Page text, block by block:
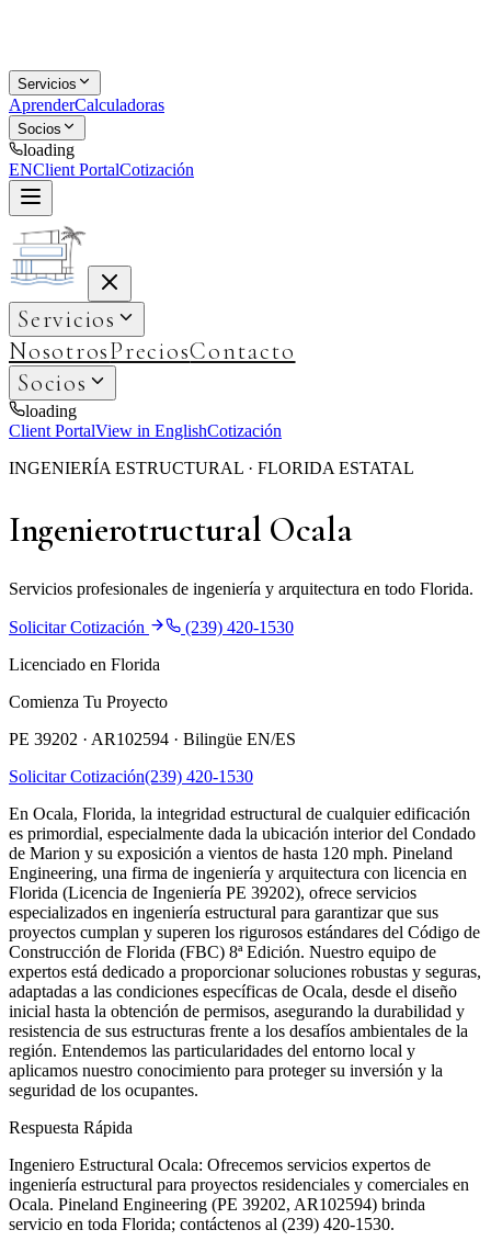
Servicios
AprenderCalculadoras
Socios
loading
ENClient PortalCotización
Servicios
NosotrosPreciosContacto
Socios
loading
Client PortalView in EnglishCotización
INGENIERÍA ESTRUCTURAL · FLORIDA ESTATAL
Ingenierotructural Ocala
Servicios profesionales de ingeniería y arquitectura en todo Florida.
Solicitar Cotización
(239) 420-1530
Licenciado en Florida
Comienza Tu Proyecto
PE 39202 · AR102594 · Bilingüe EN/ES
Solicitar Cotización(239) 420-1530
En Ocala, Florida, la integridad estructural de cualquier edificación
es primordial, especialmente dada la ubicación interior del Condado
de Marion y su exposición a vientos de hasta 120 mph. Pineland
Engineering, una firma de ingeniería y arquitectura con licencia en
Florida (Licencia de Ingeniería PE 39202), ofrece servicios
especializados en ingeniería estructural para garantizar que sus
proyectos cumplan y superen los rigurosos estándares del Código de
Construcción de Florida (FBC) 8ª Edición. Nuestro equipo de
expertos está dedicado a proporcionar soluciones robustas y seguras,
adaptadas a las condiciones específicas de Ocala, desde el diseño
inicial hasta la obtención de permisos, asegurando la durabilidad y
resistencia de sus estructuras frente a los desafíos ambientales de la
región. Entendemos las particularidades del entorno local y
aplicamos nuestro conocimiento para proteger su inversión y la
seguridad de los ocupantes.
Respuesta Rápida
Ingeniero Estructural Ocala: Ofrecemos servicios expertos de
ingeniería estructural para proyectos residenciales y comerciales en
Ocala. Pineland Engineering (PE 39202, AR102594) brinda
servicio en toda Florida; contáctenos al (239) 420-1530.